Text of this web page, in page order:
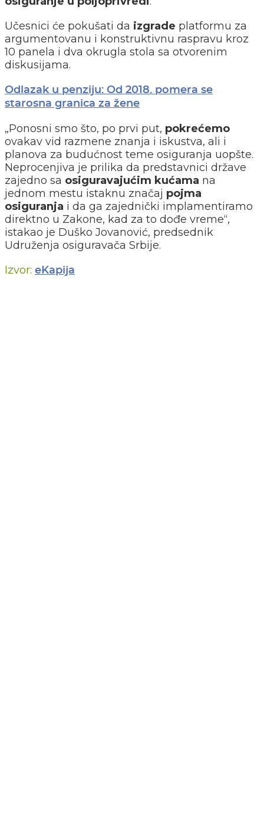
Učesnici će pokušati da izgrade platformu za
argumentovanu i konstruktivnu raspravu kroz
10 panela i dva okrugla stola sa otvorenim
diskusijama.
Odlazak u penziju: Od 2018. pomera se
starosna granica za žene
„Ponosni smo što, po prvi put, pokrećemo
ovakav vid razmene znanja i iskustva, ali i
planova za budućnost teme osiguranja uopšte.
Neprocenjiva je prilika da predstavnici države
zajedno sa osiguravajućim kućama na
jednom mestu istaknu značaj pojma
osiguranja i da ga zajednički implamentiramo
direktno u Zakone, kad za to dođe vreme“,
istakao je Duško Jovanović, predsednik
Udruženja osiguravača Srbije.
Izvor: eKapija